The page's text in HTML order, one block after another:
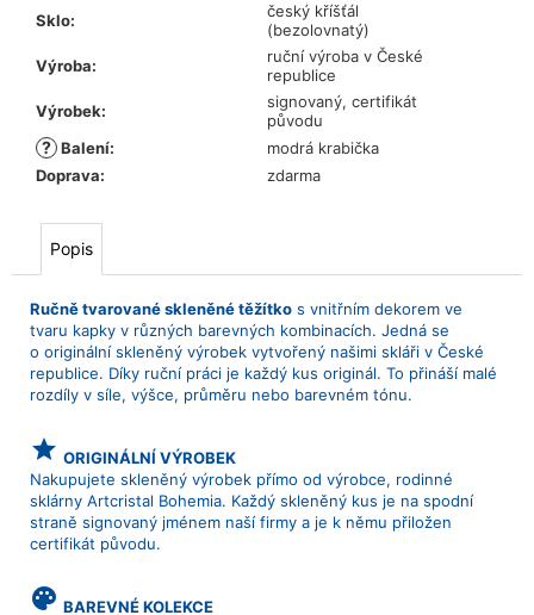
Sklo:
český kříšťál
(bezolovnatý)
Výroba:
ruční výroba v České
republice
Výrobek:
signovaný, certifikát
původu
? Balení:
modrá krabička
Doprava: zdarma
Popis
Ručně tvarované skleněné těžítko s vnitřním dekorem ve
tvaru kapky v různých barevných kombinacích. Jedná se
o originální skleněný výrobek vytvořený našimi skláři v České
republice. Díky ruční práci je každý kus originál. To přináší malé
rozdíly v síle, výšce, průměru nebo barevném tónu.
grade ORIGINÁLNÍ VÝROBEK
Nakupujete skleněný výrobek přímo od výrobce, rodinné
sklárny Artcristal Bohemia. Každý skleněný kus je na spodní
straně signovaný jménem naší firmy a je k němu přiložen
certifikát původu.
palette BAREVNÉ KOLEKCE